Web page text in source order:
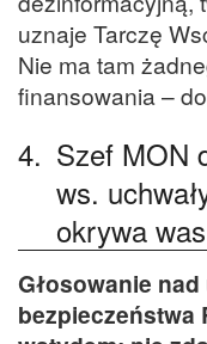
uznaje Tarczę
Nie ma tam
finansowania –
4. Szef MON
ws.
okrywa
Głosowanie
bezpieczeństwa